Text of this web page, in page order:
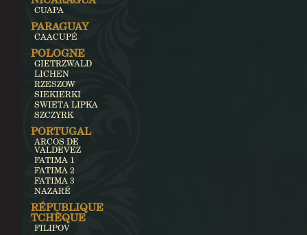
CUAPA
PARAGUAY
CAACUPÉ
POLOGNE
GIETRZWALD
LICHEN
RZESZOW
SIEKIERKI
SWIETA LIPKA
SZCZYRK
PORTUGAL
ARCOS DE
VALDEVEZ
FATIMA 1
FATIMA 2
FATIMA 3
NAZARÉ
RÉPUBLIQUE
TCHÈQUE
FILIPOV